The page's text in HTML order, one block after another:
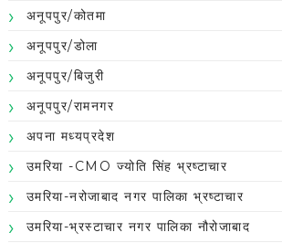
अनूपपुर/कोतमा
अनूपपुर/डोला
अनूपपुर/बिजुरी
अनूपपुर/रामनगर
अपना मध्यप्रदेश
उमरिया -CMO ज्योति सिंह भ्रष्टाचार
उमरिया-नरोजाबाद नगर पालिका भ्रष्टाचार
उमरिया-भ्रस्टाचार नगर पालिका नौरोजाबाद